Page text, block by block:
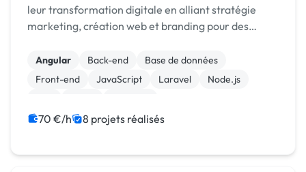
leur transformation digitale en alliant stratégie
marketing, création web et branding pour des
Angular Back-end
Base de données
Front-end
JavaScript Laravel
Node.js
70 €/h 8 projets réalisés